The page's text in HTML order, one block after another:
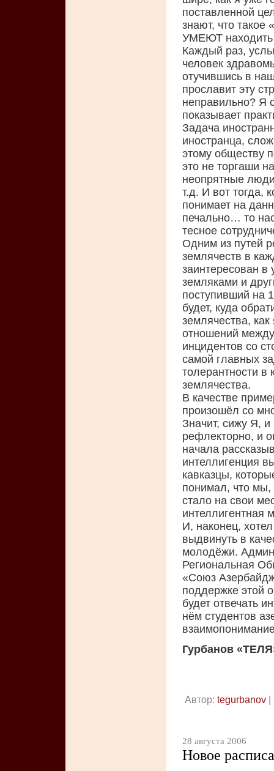
поставленной
знают, что такое
УМЕЮТ
Каждый раз,
человек
отучившись в
прославит эту
неправильно? Я
показывает
Задача
иностранца,
этому обществу
это не торгаши
неопрятные
т.д. И вот тогда,
понимает на
печально… то
тесное
Одним из путей
землячеств в
заинтересован
земляками и
поступивший на
будет, куда
землячества,
отношений
инцидентов со
самой главных
толерантности в
землячества.
В качестве
произошёл со
Значит, сижу Я,
рефлекторно, и
начала
интеллигенция
кавказцы,
понимал, что
стало на свои
И, наконец,
выдвинуть в
молодёжи.
Региональная
«Союз
поддержке этой
будет отвечать
нём студентов
Гурбанов
Автор: tegurbanov |
28 августа 2006
Новое